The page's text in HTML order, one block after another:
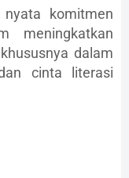
komitmen
meningkatkan
dalam
cinta literasi